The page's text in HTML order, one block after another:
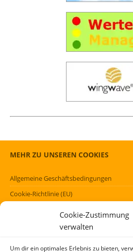
Cookie-Zustimmung
verwalten
Um dir ein optimales Erlebnis zu bieten,
MEHR ZU UNSEREN COOKIES
Allgemeine Geschäftsbedingungen
Cookie-Richtlinie (EU)